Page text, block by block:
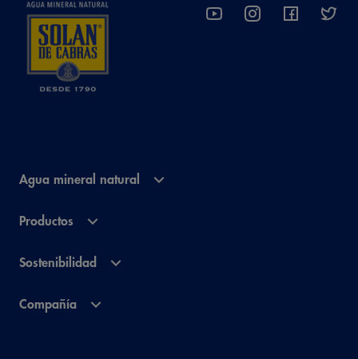
Agua mineral natural
Productos
Sostenibilidad
Compañía